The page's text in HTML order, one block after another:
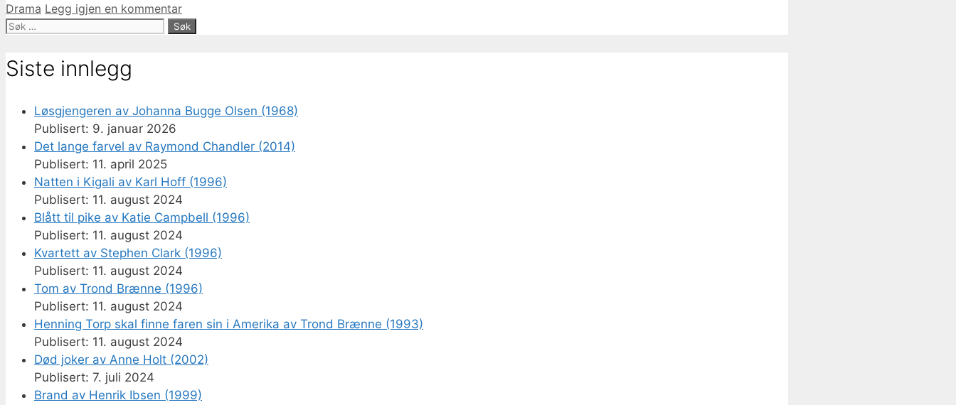
Kategorier
Drama Legg igjen en kommentar
Søk
Siste innlegg
Løsgjengeren av Johanna Bugge Olsen (1968)
9. januar 2026
Det lange farvel av Raymond Chandler (2014)
11. april 2025
Natten i Kigali av Karl Hoff (1996)
11. august 2024
Blått til pike av Katie Campbell (1996)
11. august 2024
Kvartett av Stephen Clark (1996)
11. august 2024
Tom av Trond Brænne (1996)
11. august 2024
Henning Torp skal finne faren sin i Amerika av Trond Brænne (1993)
11. august 2024
Død joker av Anne Holt (2002)
7. juli 2024
Brand av Henrik Ibsen (1999)